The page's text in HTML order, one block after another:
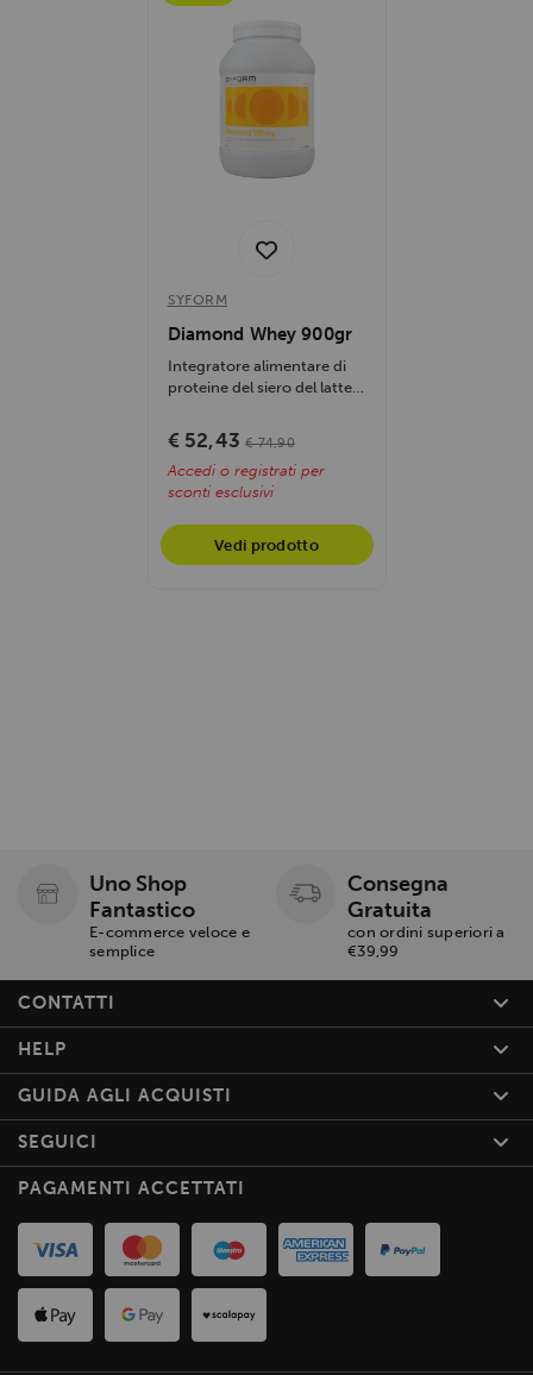
SYFORM
Diamond Whey 900gr
Integratore alimentare di
proteine del siero del latte
€ 52,43 € 74,90
Accedi o registrati per
sconti esclusivi
Vedi prodotto
Uno Shop
Fantastico
E-commerce veloce e
semplice
Consegna
Gratuita
con ordini superiori a
€39,99
CONTATTI
HELP
GUIDA AGLI ACQUISTI
SEGUICI
PAGAMENTI ACCETTATI